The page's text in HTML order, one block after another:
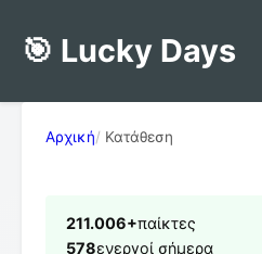
🎯 Lucky Days
Αρχική Κατάθεση
211.006+παίκτες
578ενεργοί σήμερα